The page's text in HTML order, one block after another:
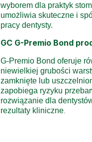
wyborem dla praktyk
umożliwia skuteczne i
pracy dentysty.
GC G-Premio Bond
G-Premio Bond oferuje
niewielkiej grubości
zamknięte lub
zapobiega ryzyku
rozwiązanie dla
rezultaty kliniczne.